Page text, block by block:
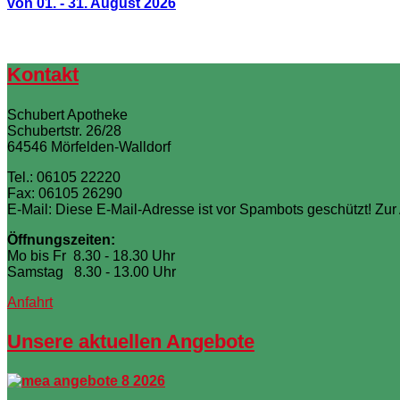
Kontakt
Schubert Apotheke
Schubertstr. 26/28
64546 Mörfelden-Walldorf
Tel.: 06105 22220
Fax: 06105 26290
E-Mail: Diese E-Mail-Adresse ist vor Spambots geschützt!
Öffnungszeiten:
Mo bis Fr 8.30 - 18.30 Uhr
Samstag 8.30 - 13.00 Uhr
Anfahrt
Unsere aktuellen Angebote